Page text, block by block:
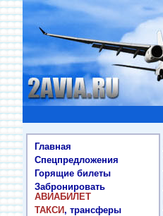
Главная
Спецпредложения
Горящие билеты
Забронировать
АВИАБИЛЕТ
ТАКСИ, трансферы